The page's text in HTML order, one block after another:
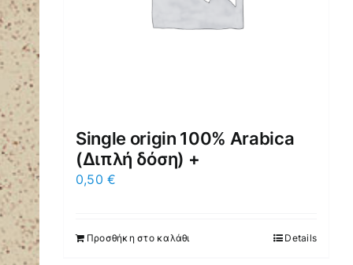
Single origin 100% Arabica
(Διπλή δόση) +
0,50€
Προσθήκη στο καλάθι Details